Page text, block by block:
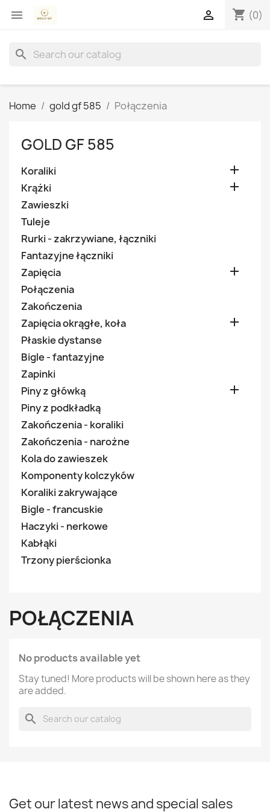
 shopping_cart (0)

search
Home gold gf 585 Połączenia
GOLD GF 585
Koraliki 
Krążki 
Zawieszki
Tuleje
Rurki - zakrzywiane, łączniki
Fantazyjne łączniki
Zapięcia

Połączenia
Zakończenia
Zapięcia okrągłe, koła

Płaskie dystanse
Bigle - fantazyjne
Zapinki
Piny z główką

Piny z podkładką
Zakończenia - koraliki
Zakończenia - narożne
Kola do zawieszek
Komponenty kolczyków
Koraliki zakrywające
Bigle - francuskie
Haczyki - nerkowe
Kabłąki
Trzony pierścionka
POŁĄCZENIA
No products available yet
Stay tuned! More products will be shown here as they
are added.
search
Get our latest news and special sales